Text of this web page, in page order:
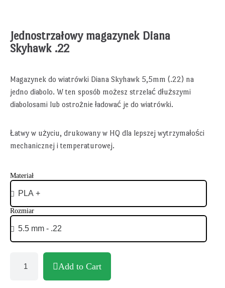
Jednostrzałowy magazynek Diana
Skyhawk .22
Magazynek do wiatrówki Diana Skyhawk 5,5mm (.22) na
jedno diabolo. W ten sposób możesz strzelać dłuższymi
diabolosami lub ostrożnie ładować je do wiatrówki.
Łatwy w użyciu, drukowany w HQ dla lepszej wytrzymałości
mechanicznej i temperaturowej.
Materiał
Rozmiar
Add to Cart